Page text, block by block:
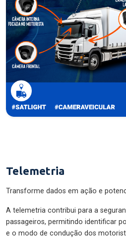
Telemetria
Transforme dados em ação e
A telemetria contribui para a
passageiros, permitindo identificar
e o modo de condução dos